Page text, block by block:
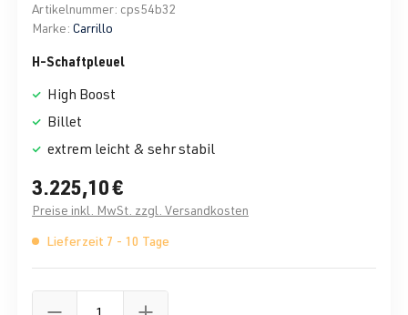
Artikelnummer: cps54b32
Marke: Carrillo
H-Schaftpleuel
High Boost
Billet
extrem leicht & sehr stabil
3.225,10 €
Preise inkl. MwSt. zzgl. Versandkosten
Lieferzeit 7 - 10 Tage